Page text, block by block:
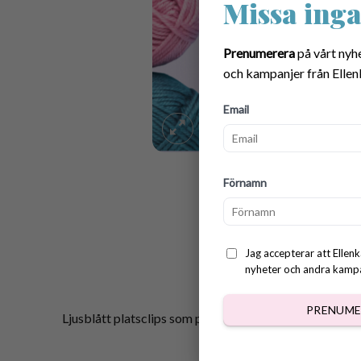
Missa
Prenumererapå vårt
och kampanjer från
Email
Förnamn
Jag accepterar att
nyheter och andra
Ljusblått platsclips som passar bra till napphållare,